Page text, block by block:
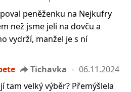
peněženku na Nejkufry
než jsme jeli na dovču a
vydrží, manžel je s ní
Tichavka
06.11.2024
tam velký výběr? Přemýšlela